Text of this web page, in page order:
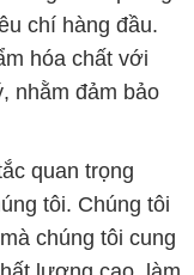
chí hàng đầu.
hóa chất với
nhằm đảm bảo
quan trọng
tôi. Chúng tôi
chúng tôi cung